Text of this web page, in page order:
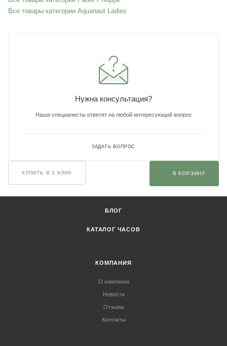
Все товары категории Aquanaut Ladies
Нужна консультация?
Наши специалисты ответят на любой интересующий вопрос
ЗАДАТЬ ВОПРОС
КУПИТЬ В 1 КЛИК В КОРЗИНУ
БЛОГ
КАТАЛОГ ЧАСОВ
КОМПАНИЯ
О компании
Новости
Отзывы
Контакты